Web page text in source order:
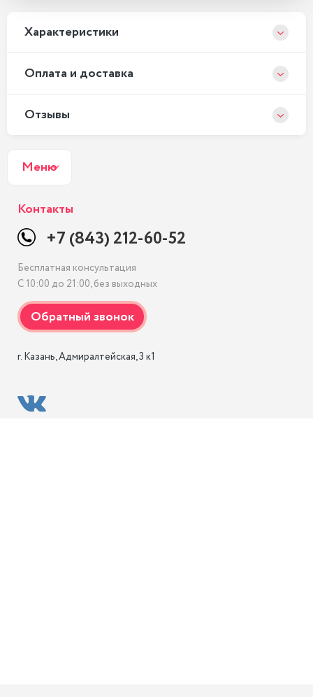
Xарактеристики
Оплата и доставка
Отзывы
Меню
Контакты
+7 (843) 212-60-52
Бесплатная консультация
С 10:00 до 21:00, без выходных
г. Казань, Адмиралтейская, 3 к1